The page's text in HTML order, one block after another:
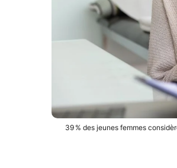
39 % des jeunes femmes